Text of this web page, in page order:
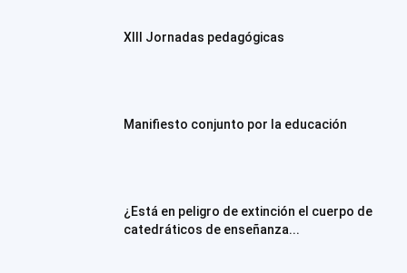
XIII Jornadas pedagógicas
Manifiesto conjunto por la educación
¿Está en peligro de extinción el cuerpo de
catedráticos de enseñanza...